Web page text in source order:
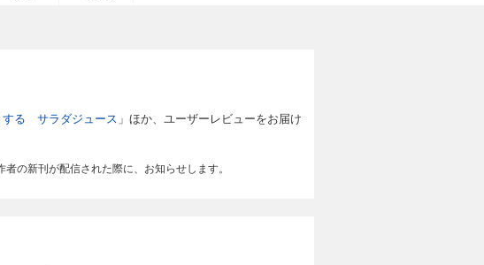
する サラダジュース 」ほか、ユーザーレビューをお届け
の新刊が配信された際に、お知らせします。